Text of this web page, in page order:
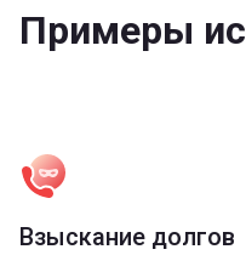
Примеры
Взыскание долгов